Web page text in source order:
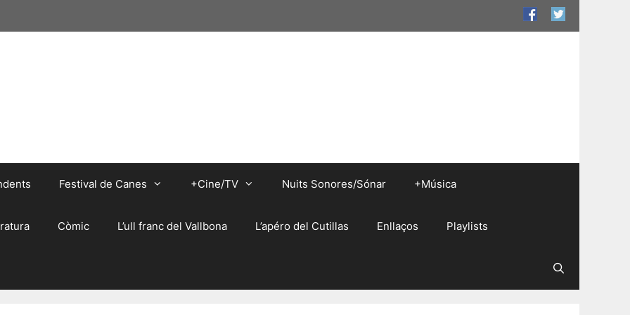
Festival de Canes +Cine/TV Nuits Sonores/Sónar +Música
Còmic L’ull franc del Vallbona L’apéro del Cutillas Enllaços Playlists